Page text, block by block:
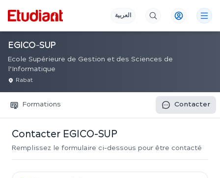
العربية
EGICO-SUP
Ecole Supérieure de Gestion et des Sciences de
l’Informatique
Rabat
Formations Contacter
Contacter EGICO-SUP
Remplissez le formulaire ci-dessous pour être contacté